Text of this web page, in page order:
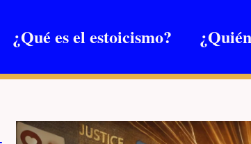
¿Qué es el estoicismo?